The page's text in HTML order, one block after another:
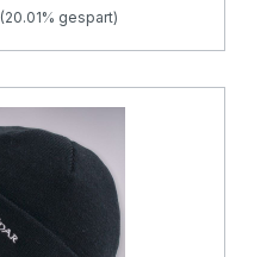
(20.01% gespart)